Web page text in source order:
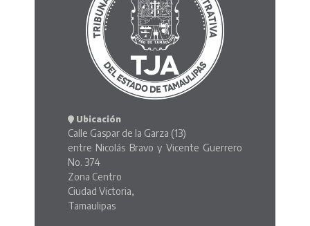
Ubicación
Calle Gaspar de la Garza (13)
entre Nicolás Bravo y Vicente Guerrero
No. 374
Zona Centro
Ciudad Victoria,
Tamaulipas